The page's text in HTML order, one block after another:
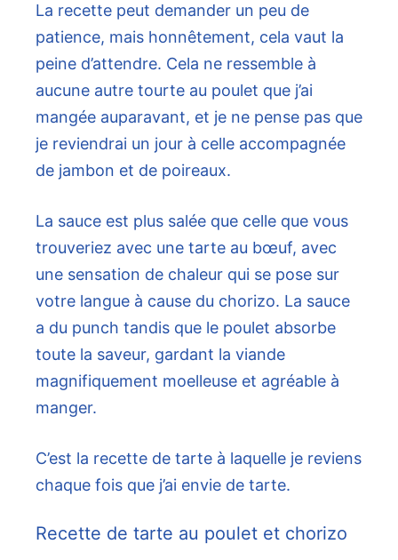
La recette peut demander un peu de
patience, mais honnêtement, cela vaut la
peine d’attendre. Cela ne ressemble à
aucune autre tourte au poulet que j’ai
mangée auparavant, et je ne pense pas que
je reviendrai un jour à celle accompagnée
de jambon et de poireaux.
La sauce est plus salée que celle que vous
trouveriez avec une tarte au bœuf, avec
une sensation de chaleur qui se pose sur
votre langue à cause du chorizo. La sauce
a du punch tandis que le poulet absorbe
toute la saveur, gardant la viande
magnifiquement moelleuse et agréable à
manger.
C’est la recette de tarte à laquelle je reviens
chaque fois que j’ai envie de tarte.
Recette de tarte au poulet et chorizo